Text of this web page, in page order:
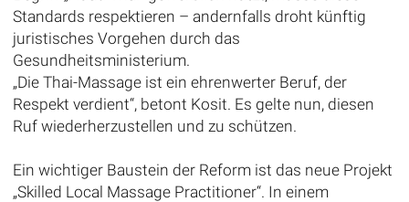
Standards respektieren – andernfalls droht künftig
juristisches Vorgehen durch das
Gesundheitsministerium.
„Die Thai-Massage ist ein ehrenwerter Beruf, der
Respekt verdient“, betont Kosit. Es gelte nun, diesen
Ruf wiederherzustellen und zu schützen.
Ein wichtiger Baustein der Reform ist das neue Projekt
„Skilled Local Massage Practitioner“. In einem